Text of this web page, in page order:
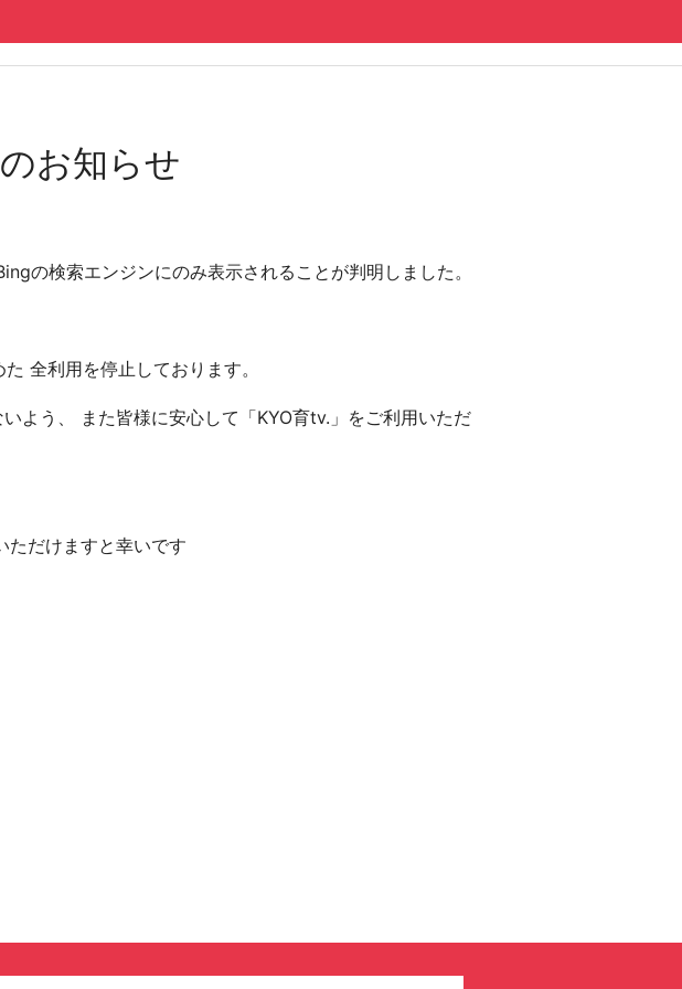
お知らせ
の検索エンジンにのみ表示されることが判明しました。
全利用を停止しております。
よう、 また皆様に安心して「KYO育tv.」をご利用いただ
ただけますと幸いです